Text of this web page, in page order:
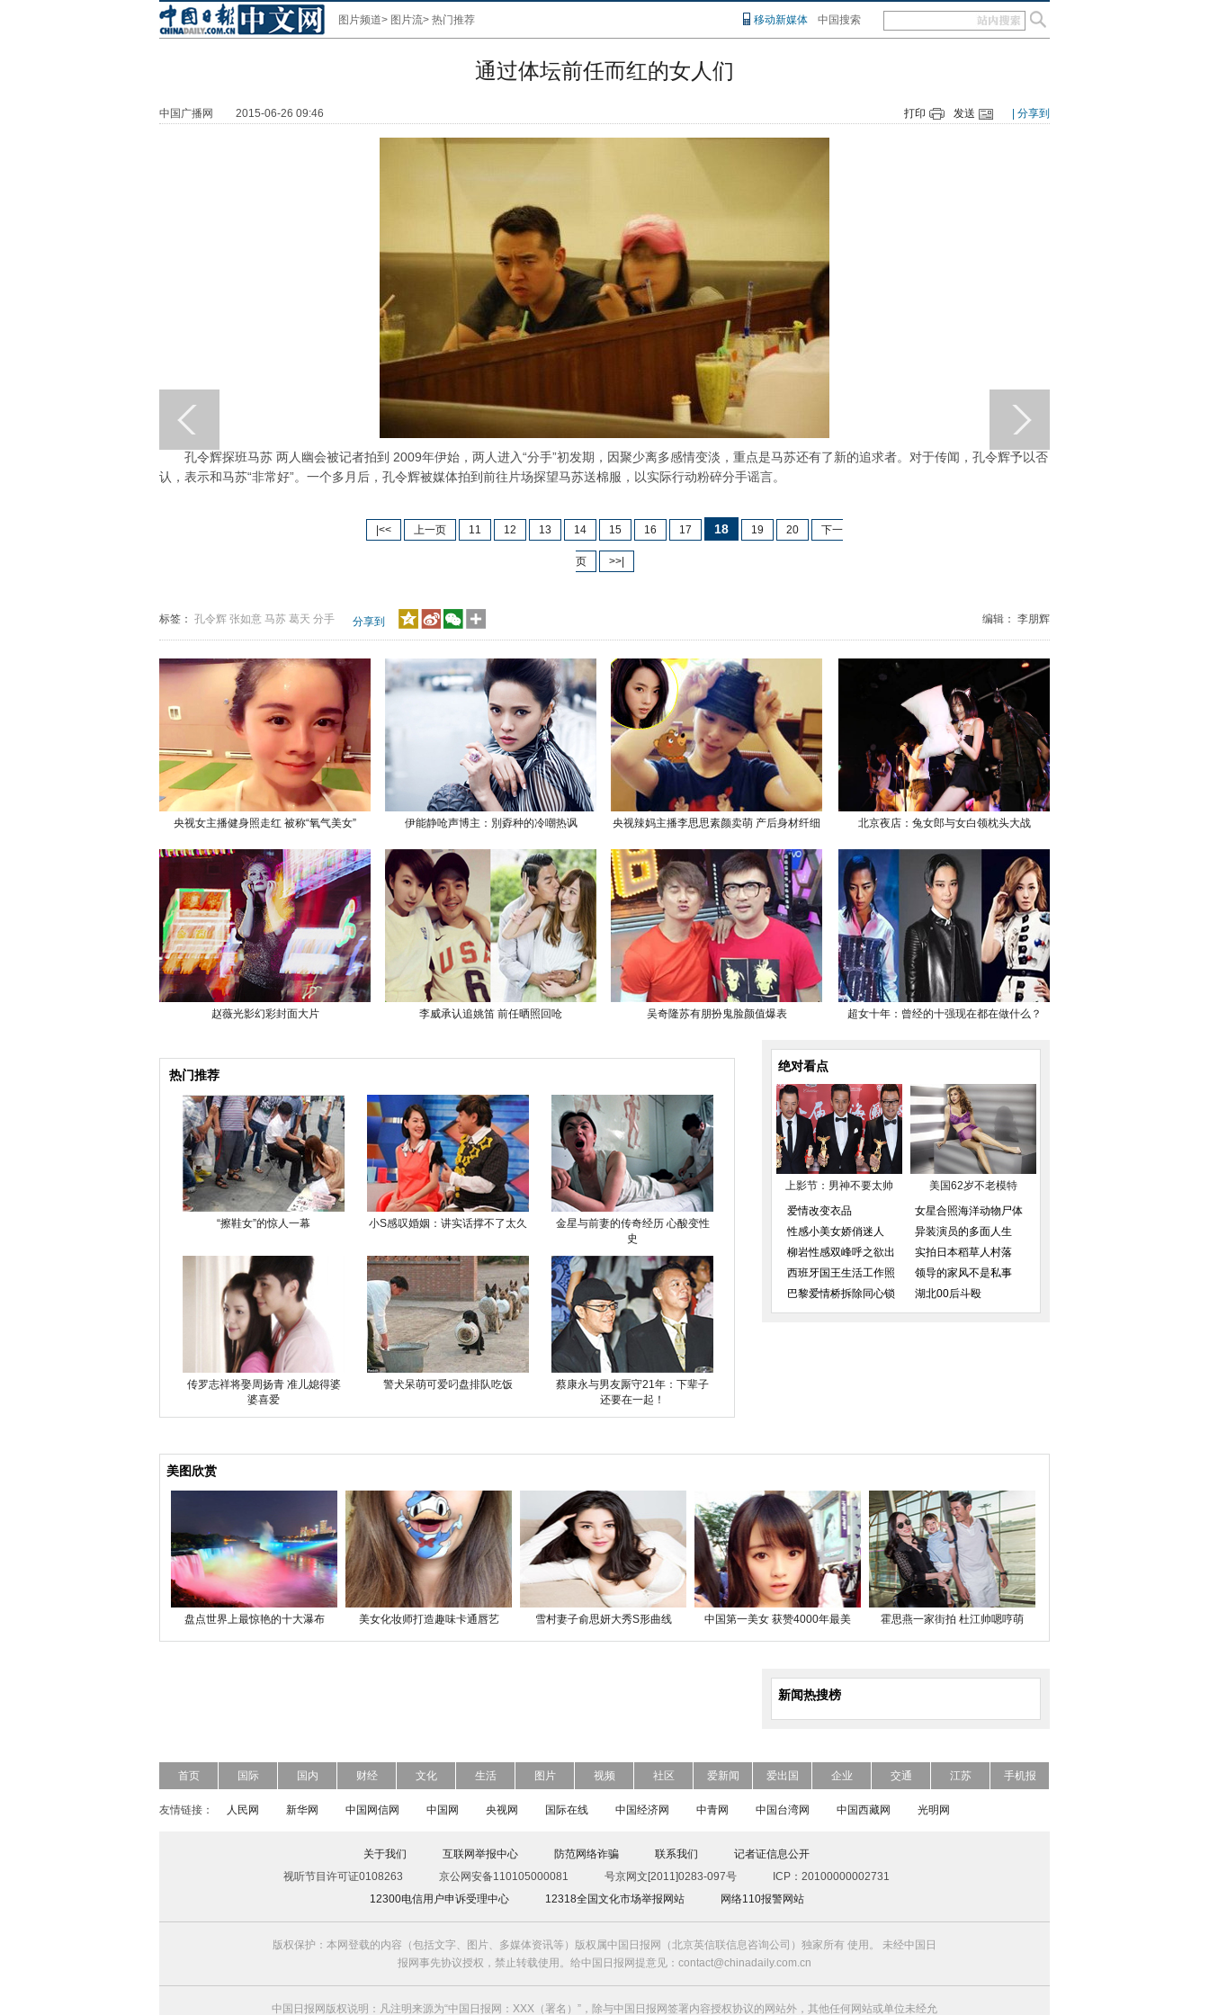
图片频道> 图片流> 热门推荐 移动新媒体 中国搜索
通过体坛前任而红的女人们
中国广播网 2015-06-26 09:46 打印 发送 | 分享到
孔令辉探班马苏 两人幽会被记者拍到 2009年伊始，两人进入“分手”初发期，因聚少离多感情变淡，重点是马苏还有了新的追求者。对于传闻，孔令辉予以否
认，表示和马苏“非常好”。一个多月后，孔令辉被媒体拍到前往片场探望马苏送棉服，以实际行动粉碎分手谣言。
|<< 上一页 11 12 13 14 15 16 17 18 19 20 下一
页 >>|
标签： 孔令辉 张如意 马苏 葛天 分手 分享到 编辑： 李朋辉
央视女主播健身照走红 被称“氧气美女”
赵薇光影幻彩封面大片
伊能静呛声博主：別孬种的冷嘲热讽
李威承认追姚笛 前任晒照回呛
央视辣妈主播李思思素颜卖萌 产后身材纤细
吴奇隆苏有朋扮鬼脸颜值爆表
北京夜店：兔女郎与女白领枕头大战
超女十年：曾经的十强现在都在做什么？
热门推荐
“擦鞋女”的惊人一幕 小S感叹婚姻：讲实话撑不了太久
金星与前妻的传奇经历 心酸变性
史
传罗志祥将娶周扬青 准儿媳得婆
婆喜爱
警犬呆萌可爱叼盘排队吃饭
蔡康永与男友厮守21年：下辈子
还要在一起！
绝对看点
上影节：男神不要太帅
美国62岁不老模特
爱情改变衣品
性感小美女娇俏迷人
柳岩性感双峰呼之欲出
西班牙国王生活工作照
巴黎爱情桥拆除同心锁
女星合照海洋动物尸体
异装演员的多面人生
实拍日本稻草人村落
领导的家风不是私事
湖北00后斗殴
美图欣赏
盘点世界上最惊艳的十大瀑布 美女化妆师打造趣味卡通唇艺 雪村妻子俞思妍大秀S形曲线 中国第一美女 获赞4000年最美 霍思燕一家街拍 杜江帅嗯哼萌
新闻热搜榜
首页 国际 国内 财经 文化 生活 图片 视频 社区 爱新闻 爱出国 企业 交通 江苏 手机报
友情链接： 人民网 新华网 中国网信网 中国网 央视网 国际在线 中国经济网 中青网 中国台湾网 中国西藏网 光明网
关于我们 互联网举报中心 防范网络诈骗 联系我们
记者证信息公开
视听节目许可证0108263
京公网安备110105000081 号京网文[2011]0283-097号
ICP：20100000002731
12300电信用户申诉受理中心
12318全国文化市场举报网站 网络110报警网站
版权保护：本网登载的内容（包括文字、图片、多媒体资讯等）版权属中国日报网（北京英信联信息咨询公司）独家所有 使用。 未经中国日
报网事先协议授权，禁止转载使用。给中国日报网提意见：contact@chinadaily.com.cn
中国日报网版权说明：凡注明来源为“中国日报网：XXX（署名）”，除与中国日报网签署内容授权协议的网站外，其他任何网站或单位未经允